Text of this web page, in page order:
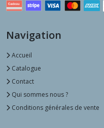
Navigation
Accueil
Catalogue
Contact
Qui sommes nous ?
Conditions générales de vente